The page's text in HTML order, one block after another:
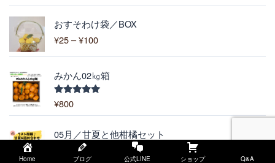
1
6
4
おすそわけ袋／BOX
¥25 –¥100
価
格
帯
:
¥
2
5
1
みかん02㎏箱
5段階中
¥800
05月／甘夏と他柑橘セット
5段階中
価
格
帯
Home ブログ 公式LINE ショップ Q&A